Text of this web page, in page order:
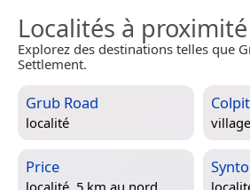
Localités à proximité
Explorez des destinations telles que
Settlement.
Grub Road
localité
Price